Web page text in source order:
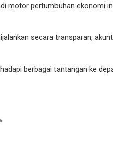
motor pertumbuhan ekonomi
secara transparan,
berbagai tantangan ke